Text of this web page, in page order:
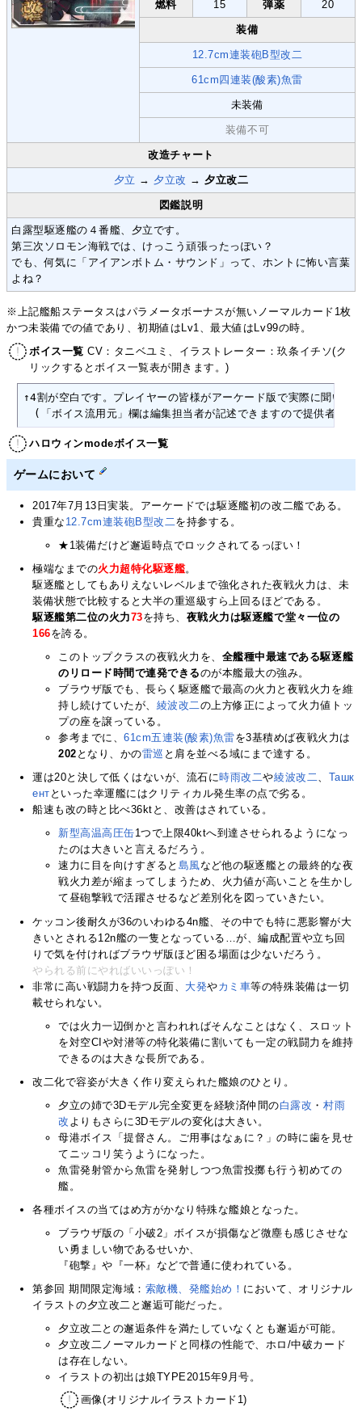
燃料 15 弾薬 20
装備
12.7cm連装砲B型改二
61cm四連装(酸素)魚雷
未装備
装備不可
改造チャート
夕立 → 夕立改 → 夕立改二
図鑑説明
白露型駆逐艦の４番艦、夕立です。
第三次ソロモン海戦では、けっこう頑張ったっぽい？
でも、何気に「アイアンボトム・サウンド」って、ホントに怖い言葉
よね？
※上記艦船ステータスはパラメータボーナスが無いノーマルカード1枚
かつ未装備での値であり、初期値はLv1、最大値はLv99の時。
ボイス一覧 CV：タニベユミ、イラストレーター：玖条イチソ(ク
リックするとボイス一覧表が開きます。)
↑4割が空白です。プレイヤーの皆様がアーケード版で実際に聞いた
(「ボイス流用元」欄は編集担当者が記述できますので提供者の
ハロウィンmodeボイス一覧
ゲームにおいて
2017年7月13日実装。アーケードでは駆逐艦初の改二艦である。
貴重な 12.7cm連装砲B型改二を持参する。
★1装備だけど邂逅時点でロックされてるっぽい！
極端なまでの火力超特化駆逐艦。
駆逐艦としてもありえないレベルまで強化された夜戦火力は、未
装備状態で比較すると大半の重巡級すら上回るほどである。
駆逐艦第二位の火力73を持ち、 夜戦火力は駆逐艦で堂々一位の
166を誇る。
このトップクラスの夜戦火力を、 全艦種中最速である駆逐艦
のリロード時間で連発できるのが本艦最大の強み。
ブラウザ版でも、長らく駆逐艦で最高の火力と夜戦火力を維
持し続けていたが、 綾波改二の上方修正によって火力値トッ
プの座を譲っている。
参考までに、61cm五連装(酸素)魚雷を3基積めば夜戦火力は
202 となり、かの雷巡 と肩を並べる域にまで達する。
運は20と決して低くはないが、流石に時雨改二や綾波改二、 Ташк
ент といった幸運艦にはクリティカル発生率の点で劣る。
船速も改の時と比べ36ktと、改善はされている。
新型高温高圧缶1つで上限40ktへ到達させられるようになっ
たのは大きいと言えるだろう。
速力に目を向けすぎると 島風など他の駆逐艦との最終的な夜
戦火力差が縮まってしまうため、火力値が高いことを生かし
て昼砲撃戦で活躍させるなど差別化を図っていきたい。
ケッコン後耐久が36のいわゆる4n艦、その中でも特に悪影響が大
きいとされる12n艦の一隻となっている…が、編成配置や立ち回
りで気を付ければブラウザ版ほど困る場面は少ないだろう。
やられる前にやればいいっぽい！
非常に高い戦闘力を持つ反面、 大発やカミ車等の特殊装備は一切
載せられない。
では火力一辺倒かと言われればそんなことはなく、スロット
を対空CIや対潜等の特化装備に割いても一定の戦闘力を維持
できるのは大きな長所である。
改二化で容姿が大きく作り変えられた艦娘のひとり。
夕立の姉で3Dモデル完全変更を経験済仲間の白露改 ・村雨
改 よりもさらに3Dモデルの変化は大きい。
母港ボイス「提督さん。ご用事はなぁに？」の時に歯を見せ
てニッコリ笑うようになった。
魚雷発射管から魚雷を発射しつつ魚雷投擲も行う初めての
艦。
各種ボイスの当てはめ方がかなり特殊な艦娘となった。
ブラウザ版の「小破2」ボイスが損傷など微塵も感じさせな
い勇ましい物であるせいか、
『砲撃』や『一杯』などで普通に使われている。
第参回 期間限定海域： 索敵機、発艦始め！ において、オリジナル
イラストの夕立改二と邂逅可能だった。
夕立改二との邂逅条件を満たしていなくとも邂逅が可能。
夕立改二ノーマルカードと同様の性能で、ホロ/中破カード
は存在しない。
イラストの初出は娘TYPE2015年9月号。
画像(オリジナルイラストカード1)